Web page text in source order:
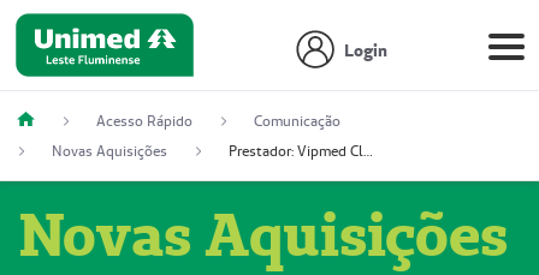
Login
Acesso Rápido
Comunicação
Novas Aquisições
Prestador: Vipmed Clínica Geral Ltda, 51004349-0 (Nome Fantasia: Policlínica Master)
Novas Aquisições